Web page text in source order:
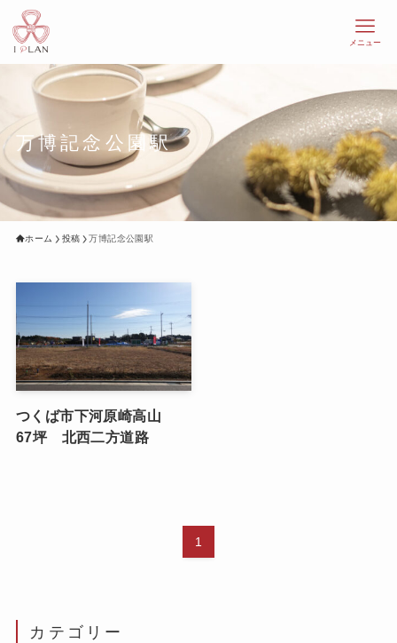
メニュー
万博記念公園駅
ホーム 投稿 万博記念公園駅
つくば市下河原崎高山
67坪 北西二方道路
1
カテゴリー